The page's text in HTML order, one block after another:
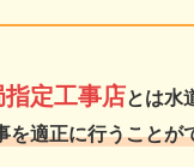
指定工事店とは水
を適正に行うことが